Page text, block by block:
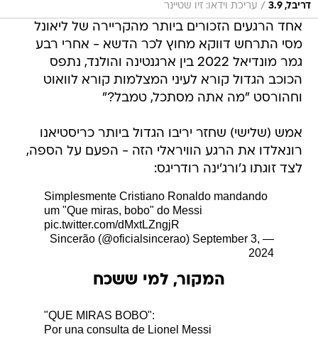
דריבל, 3.9 / עריכת וידאו: זיו שטיינר
אחד הרגעים הזכורים ביותר מהקריירה של ליאונל
מסי התרחש דווקא מחוץ לכר הדשא - אחרי רבע
גמר מונדיאל 2022 בין ארגנטינה והולנד, נתפס
הכוכב הגדול קורא לעיני המצלמות קורא לוואוט
וחהורסט "מה אתה מסתכל, טמבל?"
אמש (שלישי) שחזר יריבו הגדול ביותר כריסטיאנו
רונאלדו את הרגע הוויראלי הזה - הפעם על הספה,
לצד זוגתו ג'ורג'ינה רודריגס:
Simplesmente Cristiano Ronaldo mandando
um "Que miras, bobo" do Messi
pic.twitter.com/dMxtLZngjR
— Sincerão (@oficialsincerao)
September 3,
2024
המקור, למי ששכח
"QUE MIRAS BOBO":
Por una consulta de Lionel Messi